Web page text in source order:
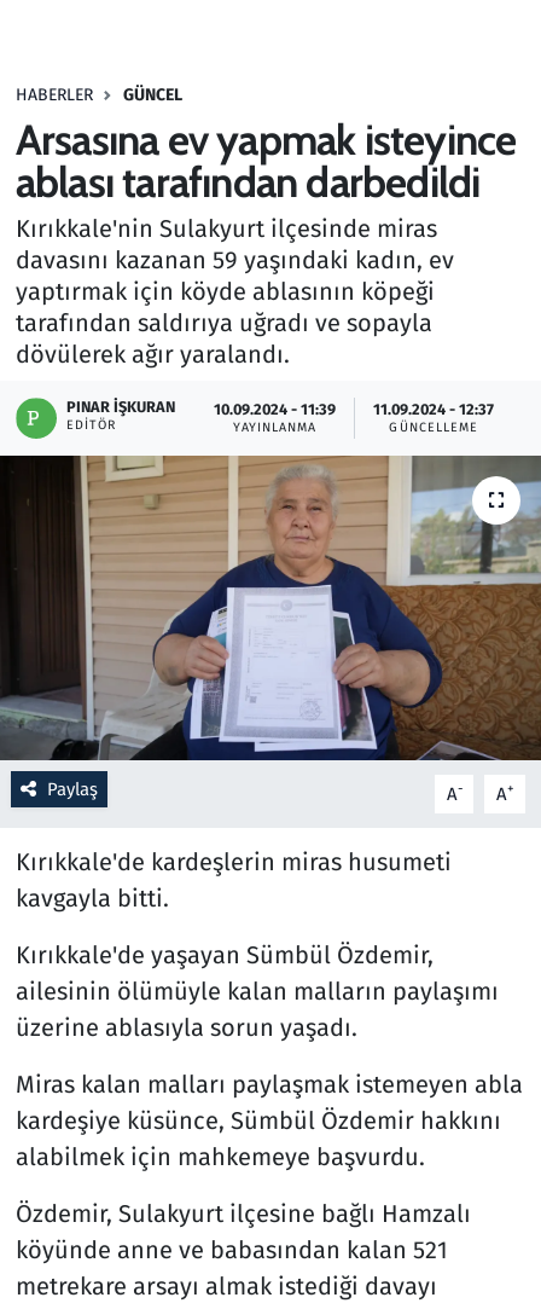
HABERLER GÜNCEL
Arsasına ev yapmak isteyince
ablası tarafından darbedildi
Kırıkkale'nin Sulakyurt ilçesinde miras
davasını kazanan 59 yaşındaki kadın, ev
yaptırmak için köyde ablasının köpeği
tarafından saldırıya uğradı ve sopayla
dövülerek ağır yaralandı.
PINAR İŞKURAN
EDITÖR
10.09.2024 - 11:39
YAYINLANMA
11.09.2024 - 12:37
GÜNCELLEME
Paylaş A- A+
Kırıkkale'de kardeşlerin miras husumeti
kavgayla bitti.
Kırıkkale'de yaşayan Sümbül Özdemir,
ailesinin ölümüyle kalan malların paylaşımı
üzerine ablasıyla sorun yaşadı.
Miras kalan malları paylaşmak istemeyen abla
kardeşiye küsünce, Sümbül Özdemir hakkını
alabilmek için mahkemeye başvurdu.
Özdemir, Sulakyurt ilçesine bağlı Hamzalı
köyünde anne ve babasından kalan 521
metrekare arsayı almak istediği davayı
Haber
Kültür Sanat
Kurumsal Haberler
Lezzet Durağı
Memur ve Kamu
Otomobil
Oyun
Ramazan
Resmi İlanlar
Rüya Tabirleri
Sağlık
Savunma Sanayi
Spor
Teknoloji ve Bilim
Televizyon